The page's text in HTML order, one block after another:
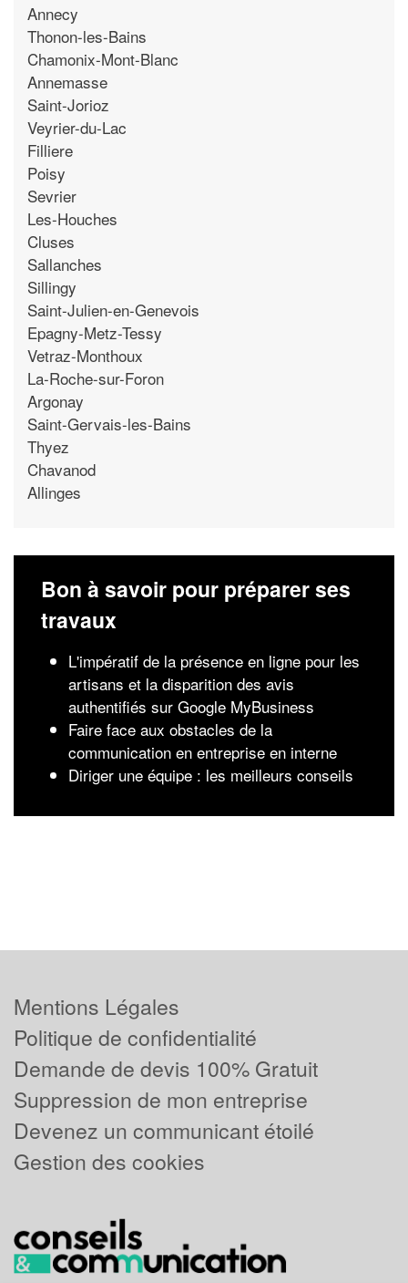
Annecy
Thonon-les-Bains
Chamonix-Mont-Blanc
Annemasse
Saint-Jorioz
Veyrier-du-Lac
Filliere
Poisy
Sevrier
Les-Houches
Cluses
Sallanches
Sillingy
Saint-Julien-en-Genevois
Epagny-Metz-Tessy
Vetraz-Monthoux
La-Roche-sur-Foron
Argonay
Saint-Gervais-les-Bains
Thyez
Chavanod
Allinges
Bon à savoir pour préparer ses
travaux
L'impératif de la présence en ligne pour les
artisans et la disparition des avis
authentifiés sur Google MyBusiness
Faire face aux obstacles de la
communication en entreprise en interne
Diriger une équipe : les meilleurs conseils
Mentions Légales
Politique de confidentialité
Demande de devis 100% Gratuit
Suppression de mon entreprise
Devenez un communicant étoilé
Gestion des cookies